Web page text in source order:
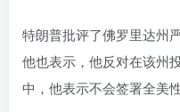
特朗普批评了佛罗里达州
他也表示，他反对在该州
中，他表示不会签署全美